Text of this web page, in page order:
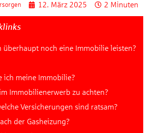
12. März 2025 2 Minuten
überhaupt noch eine Immobilie leisten?
ich meine Immobilie?
Immobilienerwerb zu achten?
Versicherungen sind ratsam?
der Gasheizung?